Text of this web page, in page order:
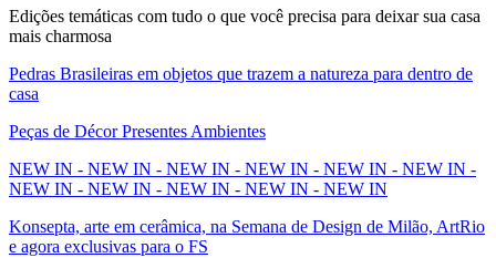
Edições temáticas com tudo o que você precisa para deixar sua casa
mais charmosa
Pedras Brasileiras em objetos que trazem a natureza para dentro de
casa
Peças de Décor Presentes Ambientes
NEW IN - NEW IN - NEW IN - NEW IN - NEW IN - NEW IN -
NEW IN - NEW IN - NEW IN - NEW IN - NEW IN
Konsepta, arte em cerâmica, na Semana de Design de Milão, ArtRio
e agora exclusivas para o FS